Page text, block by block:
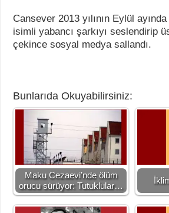
Cansever 2013 yılının Eylül
isimli yabancı şarkıyı seslendirip
çekince sosyal medya sallandı.
Bunlarıda Okuyabilirsiniz:
Maku Cezaevi’nde ölüm
orucu sürüyor: Tutuklular…